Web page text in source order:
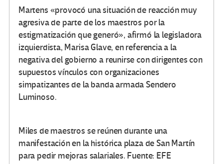
Martens «provocó una situación de reacción muy
agresiva de parte de los maestros por la
estigmatización que generó», afirmó la legisladora
izquierdista, Marisa Glave, en referencia a la
negativa del gobierno a reunirse con dirigentes con
supuestos vínculos con organizaciones
simpatizantes de la banda armada Sendero
Luminoso.
Miles de maestros se reúnen durante una
manifestación en la histórica plaza de San Martín
para pedir mejoras salariales. Fuente: EFE